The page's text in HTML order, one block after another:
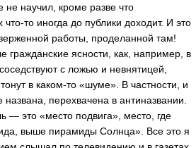
научил, кроме разве что
что-то иногда до публики доходит. И это
работы, проделанной там!
гражданские ясности, как, например, в
с ложью и невнятицей,
в каком-то «шуме». В частности, и
названа, перехвачена в антиназвании.
— это «место подвига», место, где
выше пирамиды Солнца». Все это я